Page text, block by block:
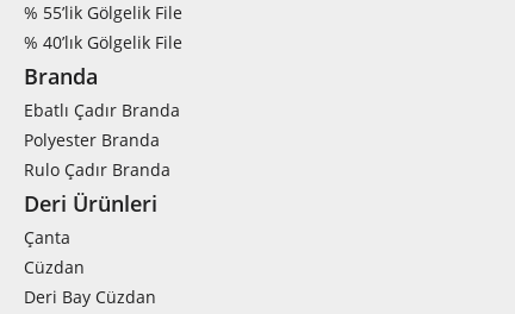
% 55’lik Gölgelik File
% 40’lık Gölgelik File
Branda
Ebatlı Çadır Branda
Polyester Branda
Rulo Çadır Branda
Deri Ürünleri
Çanta
Cüzdan
Deri Bay Cüzdan